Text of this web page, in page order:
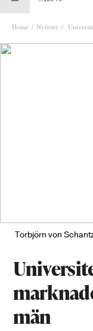
Home Nyheter
Torbjörn von
män